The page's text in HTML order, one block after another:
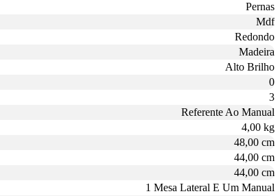
Pernas
Mdf
Redondo
Madeira
Alto Brilho
0
3
Referente Ao Manual
4,00 kg
48,00 cm
44,00 cm
44,00 cm
1 Mesa Lateral E Um Manual